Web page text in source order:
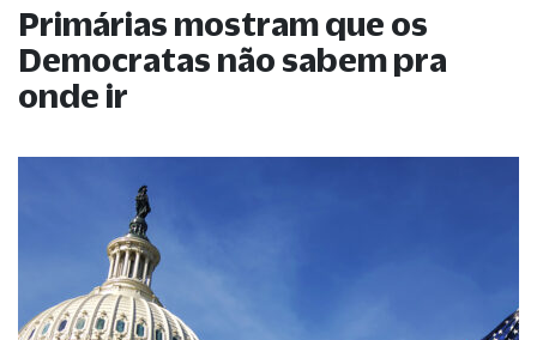
Primárias mostram que os
Democratas não sabem pra
onde ir